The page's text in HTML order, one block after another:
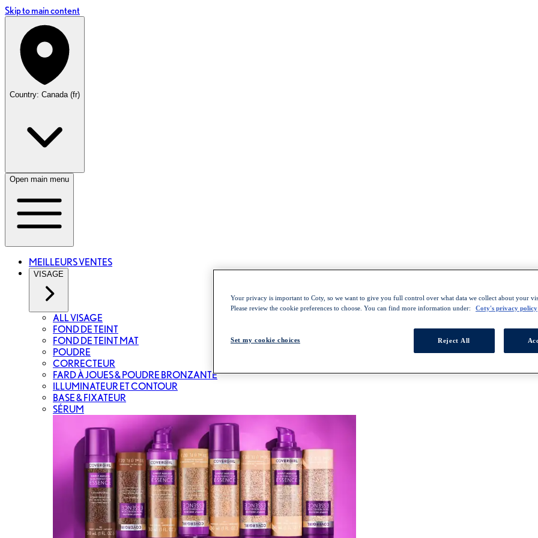
Skip to main content
Country: Canada (fr)
Open main menu
MEILLEURS VENTES
VISAGE
ALL VISAGE
FOND DE TEINT
FOND DE TEINT MAT
POUDRE
CORRECTEUR
FARD À JOUES & POUDRE BRONZANTE
ILLUMINATEUR ET CONTOUR
BASE & FIXATEUR
SÉRUM
Your privacy is important to Coty, so we want to give you full control over what data we collect about your
Please review the cookie preferences to choose. You can find more information under:
Coty's privacy policy
Set my cookie choices Reject All